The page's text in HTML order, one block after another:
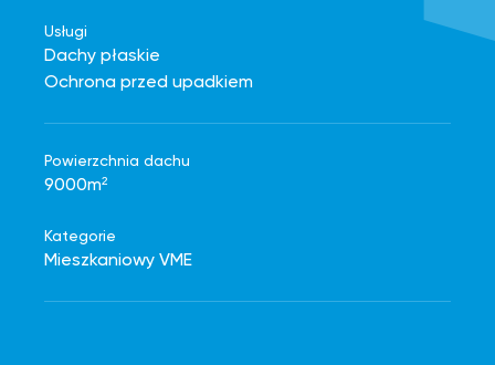
Usługi
Dachy płaskie
Ochrona przed upadkiem
Powierzchnia dachu
9000m²
Kategorie
Mieszkaniowy VME